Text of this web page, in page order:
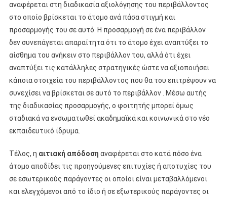
αναφέρεται στη διαδικασία αξιολόγησης του περιβάλλοντος
στο οποίο βρίσκεται το άτομο ανά πάσα στιγμή και
προσαρμογής του σε αυτό. Η προσαρμογή σε ένα περιβάλλον
δεν συνεπάγεται απαραίτητα ότι το άτομο έχει αναπτύξει το
αίσθημα του ανήκειν στο περιβάλλον του, αλλά ότι έχει
αναπτύξει τις κατάλληλες στρατηγικές ώστε να αξιοποιήσει
κάποια στοιχεία του περιβάλλοντος που θα του επιτρέψουν να
συνεχίσει να βρίσκεται σε αυτό το περιβάλλον . Μέσω αυτής
της διαδικασίας προσαρμογής, ο φοιτητής μπορεί όμως
σταδιακά να ενσωματωθεί ακαδημαϊκά και κοινωνικά στο νέο
εκπαιδευτικό ίδρυμα.
Τέλος, η αιτιακή απόδοση αναφέρεται στο κατά πόσο ένα
άτομο αποδίδει τις προηγούμενες επιτυχίες ή αποτυχίες του
σε εσωτερικούς παράγοντες οι οποίοι είναι μεταβαλλόμενοι
και ελεγχόμενοι από το ίδιο ή σε εξωτερικούς παράγοντες οι